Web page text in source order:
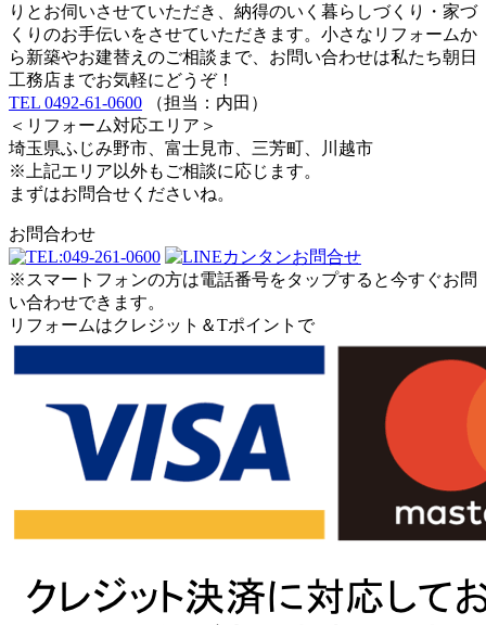
りとお伺いさせていただき、納得のいく暮らしづくり・家づ
くりのお手伝いをさせていただきます。小さなリフォームか
ら新築やお建替えのご相談まで、お問い合わせは私たち朝日
工務店までお気軽にどうぞ！
TEL 0492-61-0600 （担当：内田）
＜リフォーム対応エリア＞
埼玉県ふじみ野市、富士見市、三芳町、川越市
※上記エリア以外もご相談に応じます。
まずはお問合せくださいね。
お問合わせ
※スマートフォンの方は電話番号をタップすると今すぐお問
い合わせできます。
リフォームはクレジット＆Tポイントで